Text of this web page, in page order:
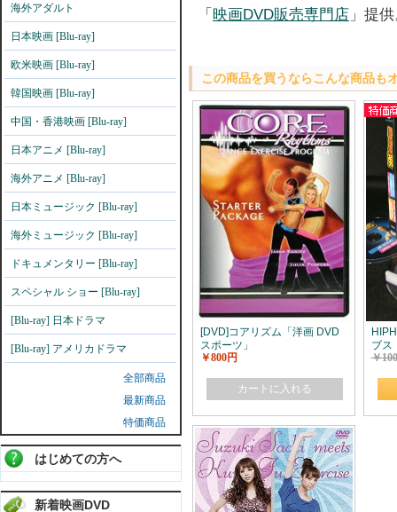
海外アダルト
日本映画 [Blu-ray]
欧米映画 [Blu-ray]
韓国映画 [Blu-ray]
中国・香港映画 [Blu-ray]
日本アニメ [Blu-ray]
海外アニメ [Blu-ray]
日本ミュージック [Blu-ray]
海外ミュージック [Blu-ray]
ドキュメンタリー [Blu-ray]
スペシャル ショー [Blu-ray]
[Blu-ray] 日本ドラマ
[Blu-ray] アメリカドラマ
全部商品
最新商品
特価商品
はじめての方へ
新着映画DVD
「 映画DVD販売専門店 」提
この商品を買うならこんな商品も
[DVD]コアリズム「洋画 DVD
スポーツ」
￥800円
カートに入れる
ブス
￥